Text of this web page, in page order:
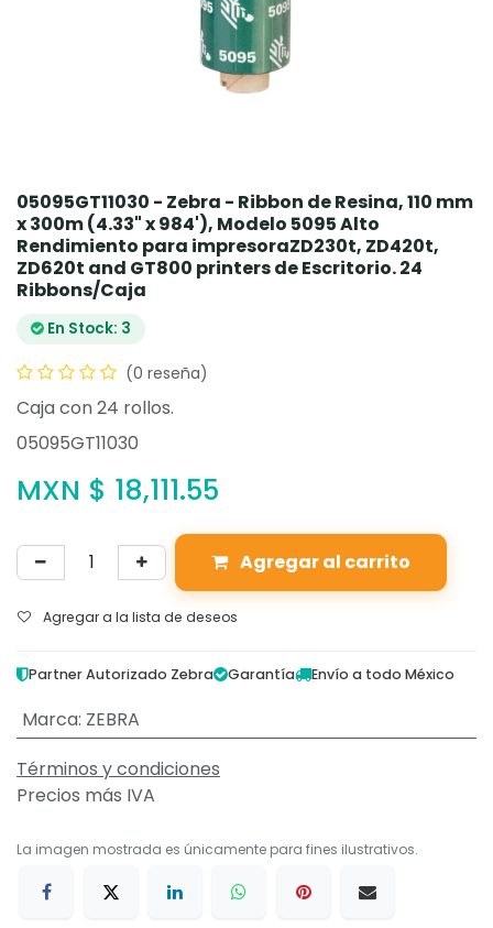
05095GT11030 - Zebra - Ribbon de Resina, 110 mm
x 300m (4.33" x 984'), Modelo 5095 Alto
Rendimiento para impresoraZD230t, ZD420t,
ZD620t and GT800 printers de Escritorio. 24
Ribbons/Caja
En Stock: 3
(0 reseña)
Caja con 24 rollos.
05095GT11030
MXN $ 18,111.55
Agregar al carrito
Agregar a la lista de deseos
Partner Autorizado Zebra Garantía Envío a todo México
Marca: ZEBRA
Términos y condiciones
Precios más IVA
La imagen mostrada es únicamente para fines ilustrativos.